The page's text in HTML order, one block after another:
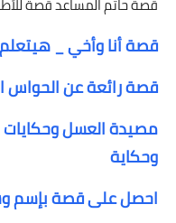
قصة أنا وأخي _
قصة رائعة عن
مصيدة العسل
وحكاية
احصل على قصة بإسم